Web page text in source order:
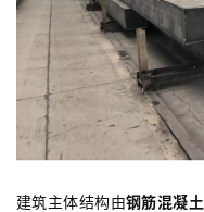
建
筑
设
建筑主体结构由钢筋混凝土